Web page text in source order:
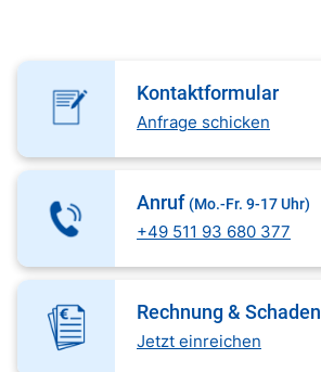
Kontaktformular
Anfrage schicken
Anruf (Mo.-Fr. 9-17 Uhr)
+49 511 93 680 377
Rechnung & Schaden
Jetzt einreichen